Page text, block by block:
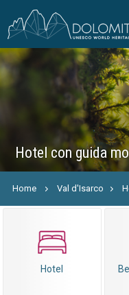
Hotel con guida
Home Val d'Isarco
Hotel